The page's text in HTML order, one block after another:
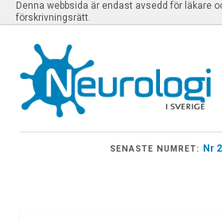
Denna webbsida är endast avsedd för läkare
förskrivningsrätt.
SENASTE NUMRET: Nr